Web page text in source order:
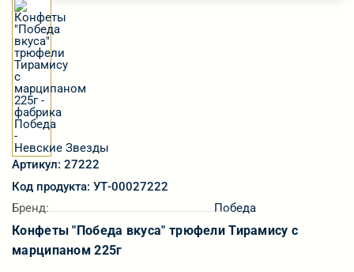
Артикул: 27222
Код продукта: УТ-00027222
Бренд:
Победа
Конфеты "Победа вкуса" трюфели Тирамису с
марципаном 225г